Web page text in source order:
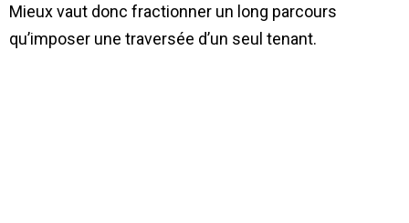
Mieux vaut donc fractionner un long parcours
qu’imposer une traversée d’un seul tenant.